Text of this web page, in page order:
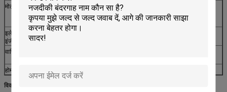
मोटर वाहन सेवा
ट्रांसमिशन आंतरिक भागों और वाल्व निकायों, ब्रेक पार्ट्स, कैलीपर्स, पैड,
पिस्टन, एयर इनटेक पेपर फिल्टर, स्टीयरिंग रैक और हाउसिंग, इनलेट /
एक्जिस्ट मेनफॉल्ड
इलेक्ट्रिकल
इंजीनियरिंग
इलेक्ट्रिक मोटर्स, ऑल्टर्स और जेनरेटर, पीसीबी स्टेंसिल
वाणिज्यिक रसोई
होम रसोई
निकास हूड फ़िल्टर, ओवन रैक, तामचीनी ओवन ट्रे
विकल्प के लिए अन्य आकार: